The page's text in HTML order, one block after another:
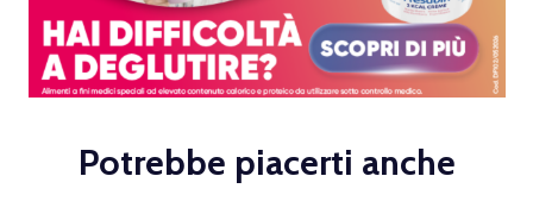
Potrebbe piacerti anche